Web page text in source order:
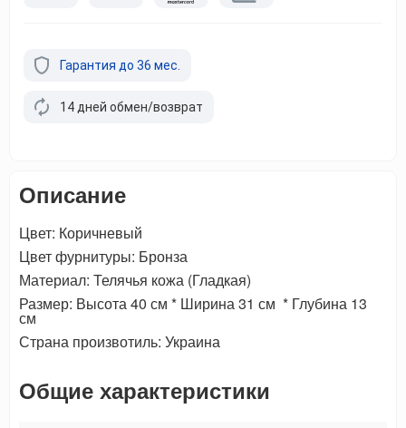
Гарантия до 36 мес.
14 дней обмен/возврат
Описание
Цвет: Коричневый
Цвет фурнитуры: Бронза
Материал: Телячья кожа (Гладкая)
Размер: Высота 40 см * Ширина 31 см * Глубина 13
см
Страна произвотиль: Украина
Общие характеристики